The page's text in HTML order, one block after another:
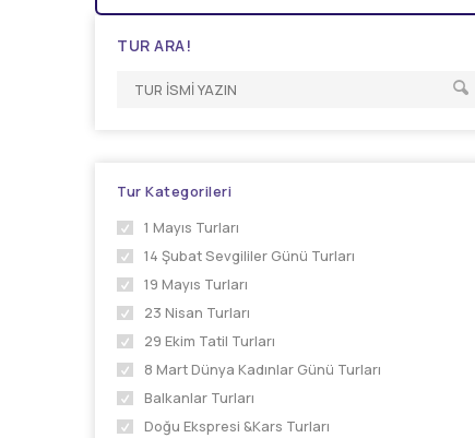
TUR ARA!
Tur Kategorileri
1 Mayıs Turları
14 Şubat Sevgililer Günü Turları
19 Mayıs Turları
23 Nisan Turları
29 Ekim Tatil Turları
8 Mart Dünya Kadınlar Günü Turları
Balkanlar Turları
Doğu Ekspresi &Kars Turları